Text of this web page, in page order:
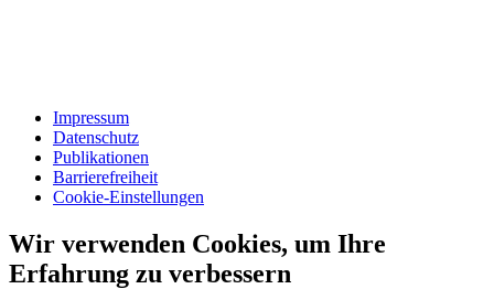
Impressum
Datenschutz
Publikationen
Barrierefreiheit
Cookie-Einstellungen
Wir verwenden Cookies, um Ihre
Erfahrung zu verbessern